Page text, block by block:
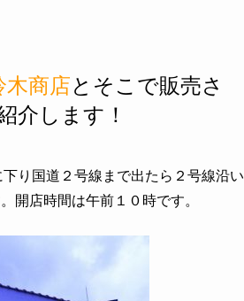
木商店とそこで販売さ
介します！
り国道２号線まで出たら２号線沿い
開店時間は午前１０時です。